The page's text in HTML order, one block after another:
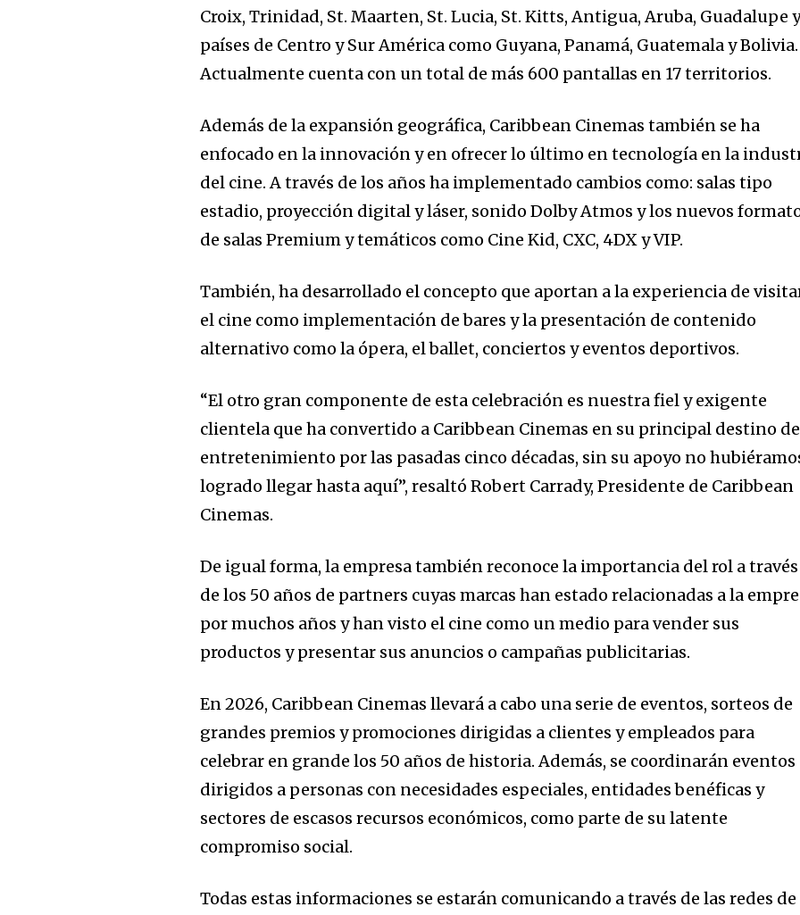
Croix, Trinidad, St. Maarten, St. Lucia, St. Kitts, Antigua, Aruba, Guadalupe
países de Centro y Sur América como Guyana, Panamá, Guatemala y Bolivia.
Actualmente cuenta con un total de más 600 pantallas en 17 territorios.
Además de la expansión geográfica, Caribbean Cinemas también se ha
enfocado en la innovación y en ofrecer lo último en tecnología en la
del cine. A través de los años ha implementado cambios como: salas tipo
estadio, proyección digital y láser, sonido Dolby Atmos y los nuevos
de salas Premium y temáticos como Cine Kid, CXC, 4DX y VIP.
También, ha desarrollado el concepto que aportan a la experiencia de
el cine como implementación de bares y la presentación de contenido
alternativo como la ópera, el ballet, conciertos y eventos deportivos.
“El otro gran componente de esta celebración es nuestra fiel y exigente
clientela que ha convertido a Caribbean Cinemas en su principal destino de
entretenimiento por las pasadas cinco décadas, sin su apoyo no
logrado llegar hasta aquí”, resaltó Robert Carrady, Presidente de Caribbean
Cinemas.
De igual forma, la empresa también reconoce la importancia del rol a través
de los 50 años de partners cuyas marcas han estado relacionadas a la
por muchos años y han visto el cine como un medio para vender sus
productos y presentar sus anuncios o campañas publicitarias.
En 2026, Caribbean Cinemas llevará a cabo una serie de eventos, sorteos de
grandes premios y promociones dirigidas a clientes y empleados para
celebrar en grande los 50 años de historia. Además, se coordinarán eventos
dirigidos a personas con necesidades especiales, entidades benéficas y
sectores de escasos recursos económicos, como parte de su latente
compromiso social.
Todas estas informaciones se estarán comunicando a través de las redes de